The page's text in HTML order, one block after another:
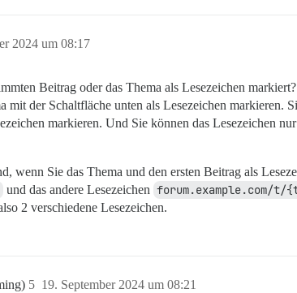
2024 um 08:17
Beitrag oder das Thema als Lesezeichen markiert?
mit der Schaltfläche unten als Lesezeichen markieren.
markieren. Und Sie können das Lesezeichen
wenn Sie das Thema und den ersten Beitrag als
und das andere Lesezeichen
2 verschiedene Lesezeichen.
19. September 2024 um 08:21
5